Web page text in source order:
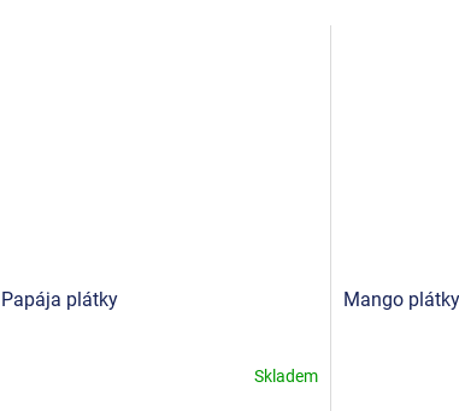
Papája plátky
Skladem
Mango plátky